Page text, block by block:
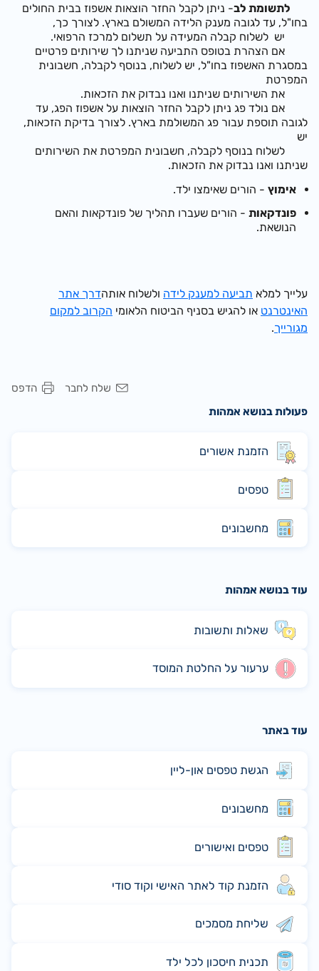
לתשומת לב- ניתן לקבל החזר הוצאות אשפוז בבית החולים
בחו"ל, עד לגובה מענק הלידה המשולם בארץ. לצורך כך,
יש לשלוח קבלה המעידה על תשלום למרכז הרפואי.
אם הצהרת בטופס התביעה שניתנו לך שירותים פרטיים
במסגרת האשפוז בחו"ל, יש לשלוח, בנוסף לקבלה, חשבונית
המפרטת
את השירותים שניתנו ואנו נבדוק את הזכאות.
אם נולד פג ניתן לקבל החזר הוצאות על אשפוז הפג, עד
לגובה תוספת עבור פג המשולמת בארץ. לצורך בדיקת הזכאות,
יש
לשלוח בנוסף לקבלה, חשבונית המפרטת את השירותים
שניתנו ואנו נבדוק את הזכאות.
אימוץ- הורים שאימצו ילד.
פונדקאות- הורים שעברו תהליך של פונדקאות והאם
הנושאת.
עלייך למלאתביעה למענק לידהולשלוח אותהדרך אתר
האינטרנטאו להגיש בסניף הביטוח הלאומיהקרוב למקום
מגורייך.
הדפס
שלח לחבר
פעולות בנושא אמהות
הזמנת אשורים
טפסים
מחשבונים
עוד בנושא אמהות
שאלות ותשובות
ערעור על החלטת המוסד
עוד באתר
הגשת טפסים און-ליין
מחשבונים
טפסים ואישורים
הזמנת קוד לאתר האישי וקוד סודי
שליחת מסמכים
תכנית חיסכון לכל ילד